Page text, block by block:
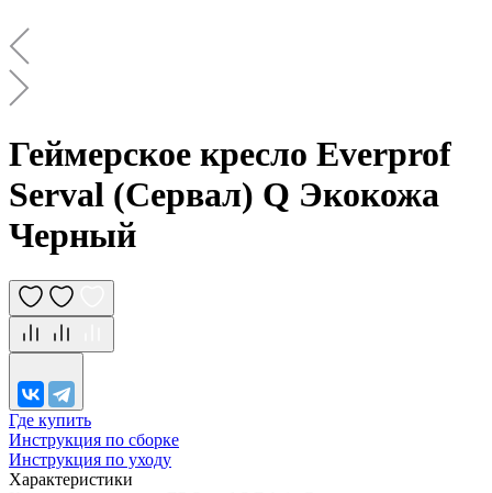
Геймерское кресло Everprof
Serval (Сервал) Q Экокожа
Черный
Где купить
Инструкция по сборке
Инструкция по уходу
Характеристики